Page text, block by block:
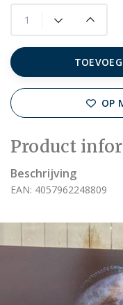
OP
Product
Beschrijving
EAN: 4057962248809